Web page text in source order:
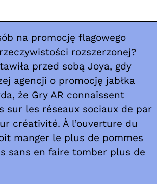
na promocję flagowego
rozszerzonej?
przed sobą Joya, gdy
agencji o promocję jabłka
że Gry AR connaissent
sur les réseaux sociaux de par
créativité. À l’ouverture du
manger le plus de pommes
sans en faire tomber plus de